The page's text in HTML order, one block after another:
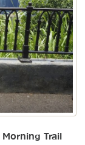
Morning Trail